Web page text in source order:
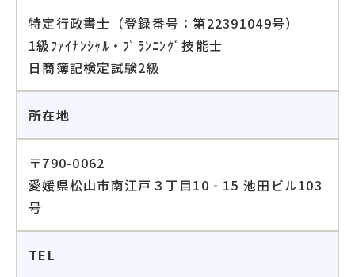
特定行政書士（登録番号：第22391049号）
1級ﾌｧｲﾅﾝｼｬﾙ・ﾌﾟﾗﾝﾆﾝｸﾞ技能士
日商簿記検定試験2級
所在地
〒790-0062
愛媛県松山市南江戸３丁目10‐15 池田ビル103
号
TEL